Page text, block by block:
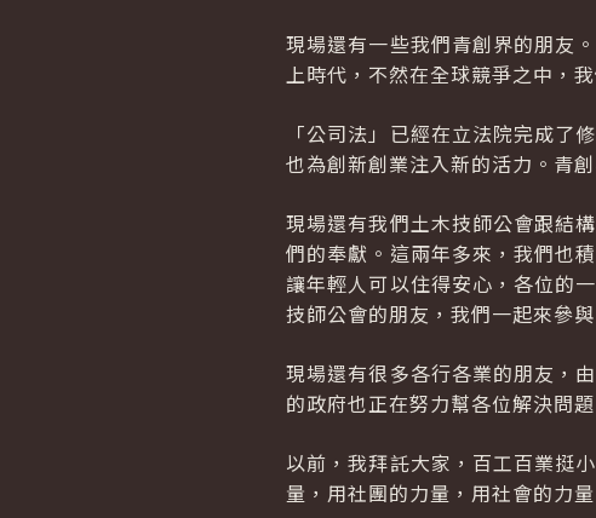
現場還有一些我們青創界的朋友
上時代，不然在全球競爭之中，
「公司法」已經在立法院完成了
也為創新創業注入新的活力。青
現場還有我們土木技師公會跟結
們的奉獻。這兩年多來，我們也
讓年輕人可以住得安心，各位的
技師公會的朋友，我們一起來參
現場還有很多各行各業的朋友，
的政府也正在努力幫各位解決問
以前，我拜託大家，百工百業挺
量，用社團的力量，用社會的力